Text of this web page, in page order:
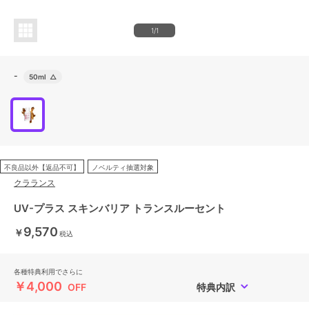
1/1
- 50ml △
不良品以外【返品不可】 ノベルティ抽選対象
クラランス
UV-プラス スキンバリア トランスルーセント
￥9,570 税込
各種特典利用でさらに
￥4,000 OFF 特典内訳